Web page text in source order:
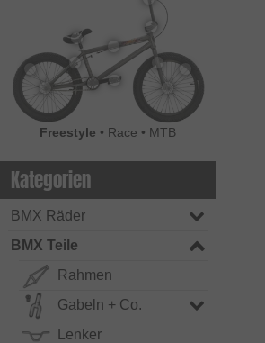
Freestyle • Race • MTB
Kategorien
BMX Räder
BMX Teile
Rahmen
Gabeln + Co.
Lenker